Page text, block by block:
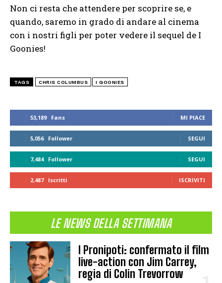
53,189 Fans MI PIACE
5,056 Follower SEGUI
7,484 Follower SEGUI
2,487 Iscritti ISCRIVITI
LE NEWS DELLA SETTIMANA
I Pronipoti: confermato il film
live-action con Jim Carrey,
regia di Colin Trevorrow
Non ci resta che attendere per scoprire se, e
quando, saremo in grado di andare al cinema
con i nostri figli per poter vedere il sequel de I
Goonies!
TAGS CHRIS COLUMBUS I GOONIES